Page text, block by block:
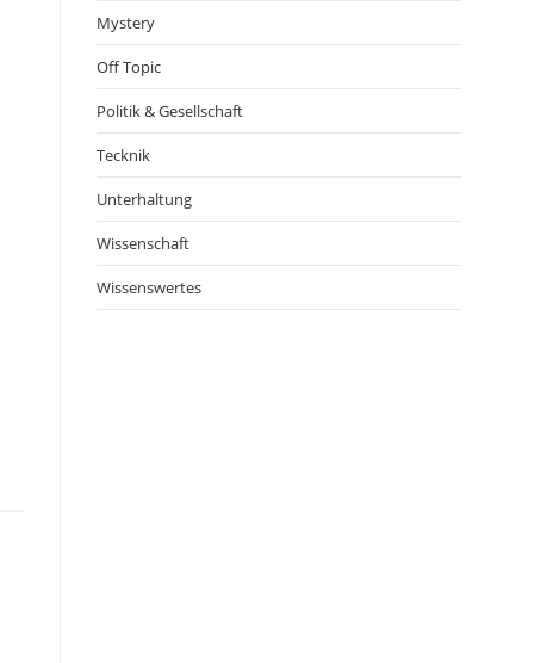
Mystery
Off Topic
Politik & Gesellschaft
Tecknik
Unterhaltung
Wissenschaft
Wissenswertes